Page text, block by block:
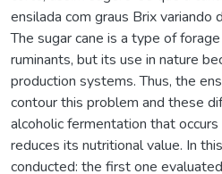
The sugar cane is a type of forage very used to feed ruminants, but its use in nature becomes difficult in larger production systems. Thus, the ensilage would be a way to contour this problem and these difficulties. However, the alcoholic fermentation that occurs in the sugar cane silage reduces its nutritional value. In this way, two studies were conducted: the first one evaluated the fermentation pattern of sugar cane silage with different Brix degrees, treated or not with 0.5% of calcium oxide; the second study consisted in four different treatments, which were used to compare the sugar cane silage with the corn silage. In the first study aimed to evaluate the effect of sugar cane ensilage with different Brix degrees (10.8, 12.0, 13.7, 14.5, 15.3, 16.3, 17.6, 18.7 and 20.9), with or without the addition of 0.5% calcium oxide on the chemical composition and fermentation losses of silage. The trial was conducted in a randomized design in factorial 9x2, making 18 treatments with three replicates. The material was ensiled in experimental silos every 15 days, and they were opened after 30 days of fermentation. As the Brix degree of the ensiled material was increased, there was an increase (P<0.05) of dry matter (DM) and decreased (P<0.05) of ash (CZ), crude protein (CP) and fibers (NDFcp and ADFcp). After fermentation, the DM content of the silage presented linear increase in comparison to the Brix concentration, and this increase was positively correlated with the lime amount; on the other hand, the CZ, CP, and NDFcp levels were reduced (P<0.05) with the Brix increase. Amongst the treated silages there were higher levels of CZ and EE, but the NDFcp and CP contents were lower in the silages with lime. The FDAcp content suffered linear reduction for treated silage, while in the untreated silage, there was a quadratic answer. The ethanol production, according to the Brix degree, presented a quadratically reply (P<0.05) for the silages without lime, and cubically (P<0.05) in silages with lime. The silages without lime as compared to those treated showed average levels of ethanol of 3.92 and 0.69% in the DM, respectively. The N-NH3 levels for silage with lime showed a linear increase (P<0.05) related to the Brix degree increasing, while in the control silage this effect did not occur (P>0.05). The treated or untreated silages presented an average pH of 3.98 and 3.50, respectively. The acetic and butyric acid levels were not affected (P>0.05) by the lime content and Brix degree. The untreated silages had a linear decreasing effect (P<0.05) for propionic acid levels as the Brix degree were increased. The higher the Brix degree value were, the higher the total losses of dry matter in treated or not treated sugar cane silage were (P<0.05). Silage without calcium oxide presented average losses of DM, gases and effluent by 18.3%, 12.9% in the DM and 137.7 kg/t of FF, and for the treated silages these losses were 11.3%, 5.3% in the DM and 106.0 kg/t of FF, respectively. In the second study were done three experiments. In experiment 1, which aimed to evaluate the effect of diets containing sugar cane silage with low (SCBB) and high Brix degree (SCAB), with (T) or without addition of 0.5% of calcium oxide, and corn silage (CS), with concentrate offered on the base of 1% of body weight (BW) on the intake, performance and commercial cuts income of feedlot beef cattle. In this experiment were used 35 steers, European-Zebu crossbred, with an average initial body weight (BW) of 350 ± 32.96 kg, five of whom were slaughtered at the beginning of the experiment (reference group), and the other 30 were distributed in randomized blocks, with five treatments and six blocks (replicates), considering the body weight as a criterion for blocks. In experiment 2 were used five steers, European-Zebu crossbred with an average initial body weight (BW) of 350 ± 18.99 kg, distributed in a 5x5 design incomplete Latin square, with the same five treatments of the first experiment, five animals, and four periods, with the objective to determine the digestibility of the constituents of the diets and the microbial protein production. Each experimental period had 21 days, eighteen of which to adaptation to the diets and three for data collection. At the end of experiment 1, all of the animals were slaughtered and their gastrointestinal tracts were emptied to determine the empty body weight (EBW). Apart from the neutral detergent fiber (NDFcp) intake in % BW, the diet containing corn silage (CS) showed better (P<0.05) intake of other nutrients from the diet and better weight gain (WG). For the carcass features, only the carcass income in relation to the BW and EBW was not affected (P>0.05) by the diets, and the other carcass features were higher (P<0.05) for the diets containing CS. It did not occur any difference (P>0.05) between the diets containing sugar cane silage (SC) for the carcass features. The DM intake and the ADG of animals fed with the diets containing CS and SC were 9.82 and 1.48 and of 7.65 and 0.93 kg/day, respectively. The animals that received the diet containing sugar cane silage with high Brix (SCAB) had (P<0.05) lower intake of indigestible neutral detergent fiber (iNDF) and NDFcp (% BW), than those that received the diet containing SCBB. The animals that received the diet containing sugar cane silage treated with high Brix (SCTAB) had less intake (P<0.05) of NDFcp and iNDF (% BW), than those that received the one containing SCAB. There was lower (P<0.05) access number and greater time of stay for access to the trough, for the diet containing CS. The diet containing CS had higher digestibility (P<0.05) for all the nutrients, except for the crude protein (CP) and the non-fiber carbohydrates (NFC) which did not differ in comparison to the diets containing sugar cane silage. Among the diets containing sugar cane silage, there were no (P> 0.05) difference in the digestibilities, with the exception for the diet containing SCTAB which had the higher NDFcp digestibility (P<0.05) compared with the diet containing SCAB. There were not any effect (P>0.05) of the diets containing SC on the excretion of nitrogenous compounds in urine. However, the diet containing CS showed lower excretion (P<0.05) of these compounds. There was higher (P<0.05) synthesis of microbial crude protein in the diet